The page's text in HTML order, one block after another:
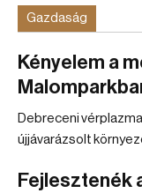
Gazdaság
Kényelem a
Debreceni
újjávarázsolt
Fejlesztenék